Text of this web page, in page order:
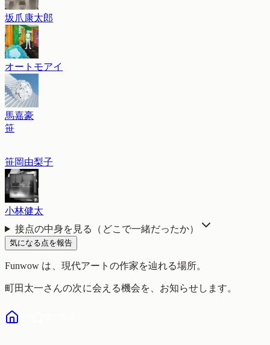
坂爪康太郎
オートモアイ
馬嘉豪
笹
笹岡由梨子
小林健太
接点の中身を見る（どこで一緒だったか）
気になる点を報告
Funwow は、現代アートの作家を辿れる場所。
町田太一さんの次に会える機会を、お知らせします。